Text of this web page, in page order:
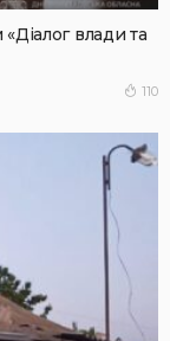
влади та
110